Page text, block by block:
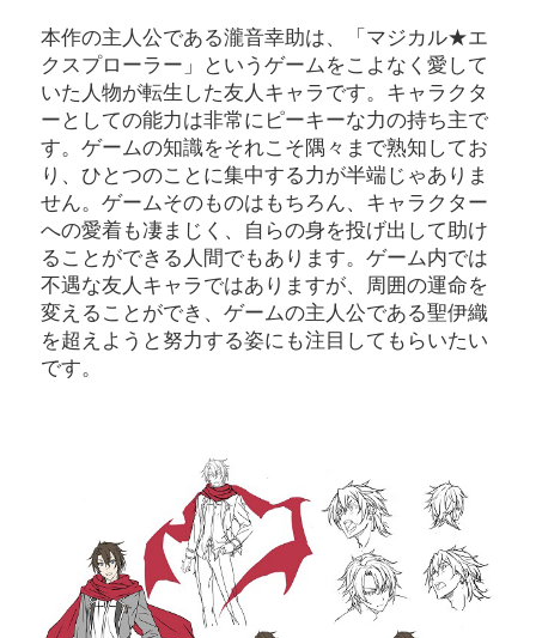
本作の主人公である瀧音幸助は、「マジカル★エ
クスプローラー」というゲームをこよなく愛して
いた人物が転生した友人キャラです。キャラクタ
ーとしての能力は非常にピーキーな力の持ち主で
す。ゲームの知識をそれこそ隅々まで熟知してお
り、ひとつのことに集中する力が半端じゃありま
せん。ゲームそのものはもちろん、キャラクター
への愛着も凄まじく、自らの身を投げ出して助け
ることができる人間でもあります。ゲーム内では
不遇な友人キャラではありますが、周囲の運命を
変えることができ、ゲームの主人公である聖伊織
を超えようと努力する姿にも注目してもらいたい
です。